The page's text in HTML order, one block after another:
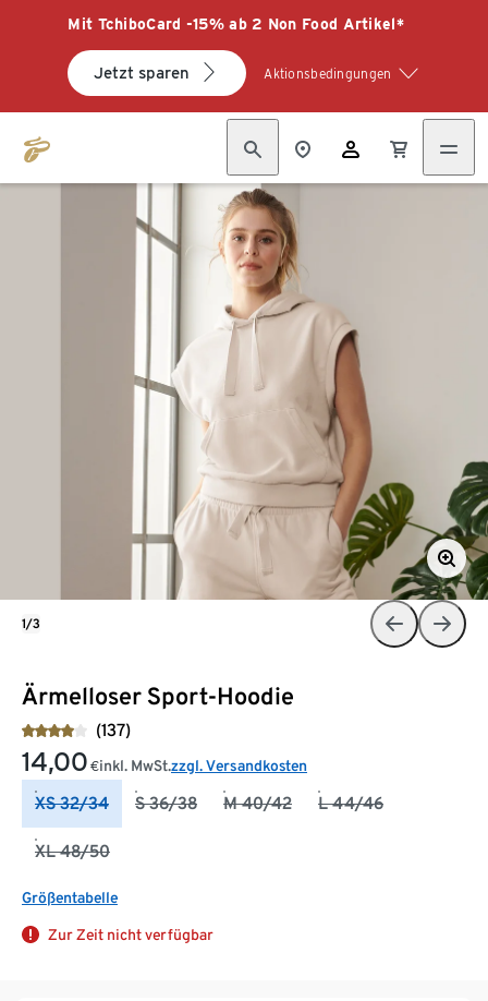
Mit TchiboCard -15% ab 2 Non Food Artikel*
Jetzt sparen Aktionsbedingungen
Ärmelloser Sport-Hoodie
(137)
14,00 €inkl. MwSt.zzgl. Versandkosten
XS 32/34 S 36/38 M 40/42 L 44/46
XL 48/50
Größentabelle
Zur Zeit nicht verfügbar
1/3